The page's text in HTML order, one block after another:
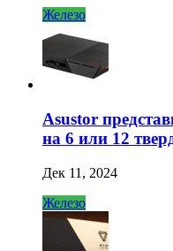
Железо
Asustor
на 6 или 12
Дек 11, 2024
Железо